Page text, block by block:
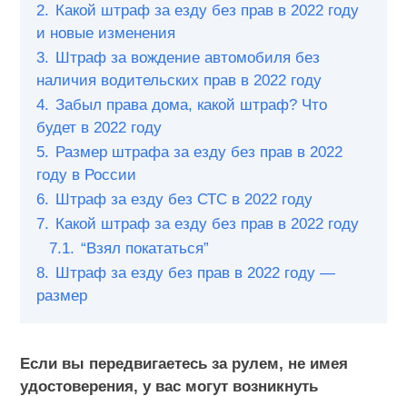
2. Какой штраф за езду без прав в 2022 году
и новые изменения
3. Штраф за вождение автомобиля без
наличия водительских прав в 2022 году
4. Забыл права дома, какой штраф? Что
будет в 2022 году
5. Размер штрафа за езду без прав в 2022
году в России
6. Штраф за езду без СТС в 2022 году
7. Какой штраф за езду без прав в 2022 году
7.1. “Взял покататься”
8. Штраф за езду без прав в 2022 году —
размер
Если вы передвигаетесь за рулем, не имея
удостоверения, у вас могут возникнуть